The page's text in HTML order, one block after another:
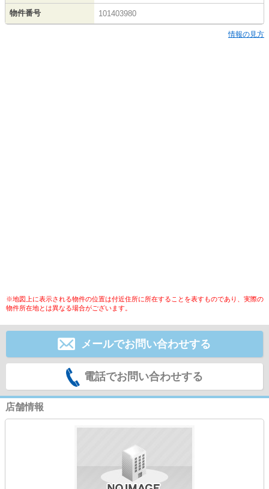
物件番号 101403980
情報の見方
※地図上に表示される物件の位置は付近住所に所在することを表すものであり、実際の
物件所在地とは異なる場合がございます。
メールでお問い合わせする
電話でお問い合わせする
店舗情報